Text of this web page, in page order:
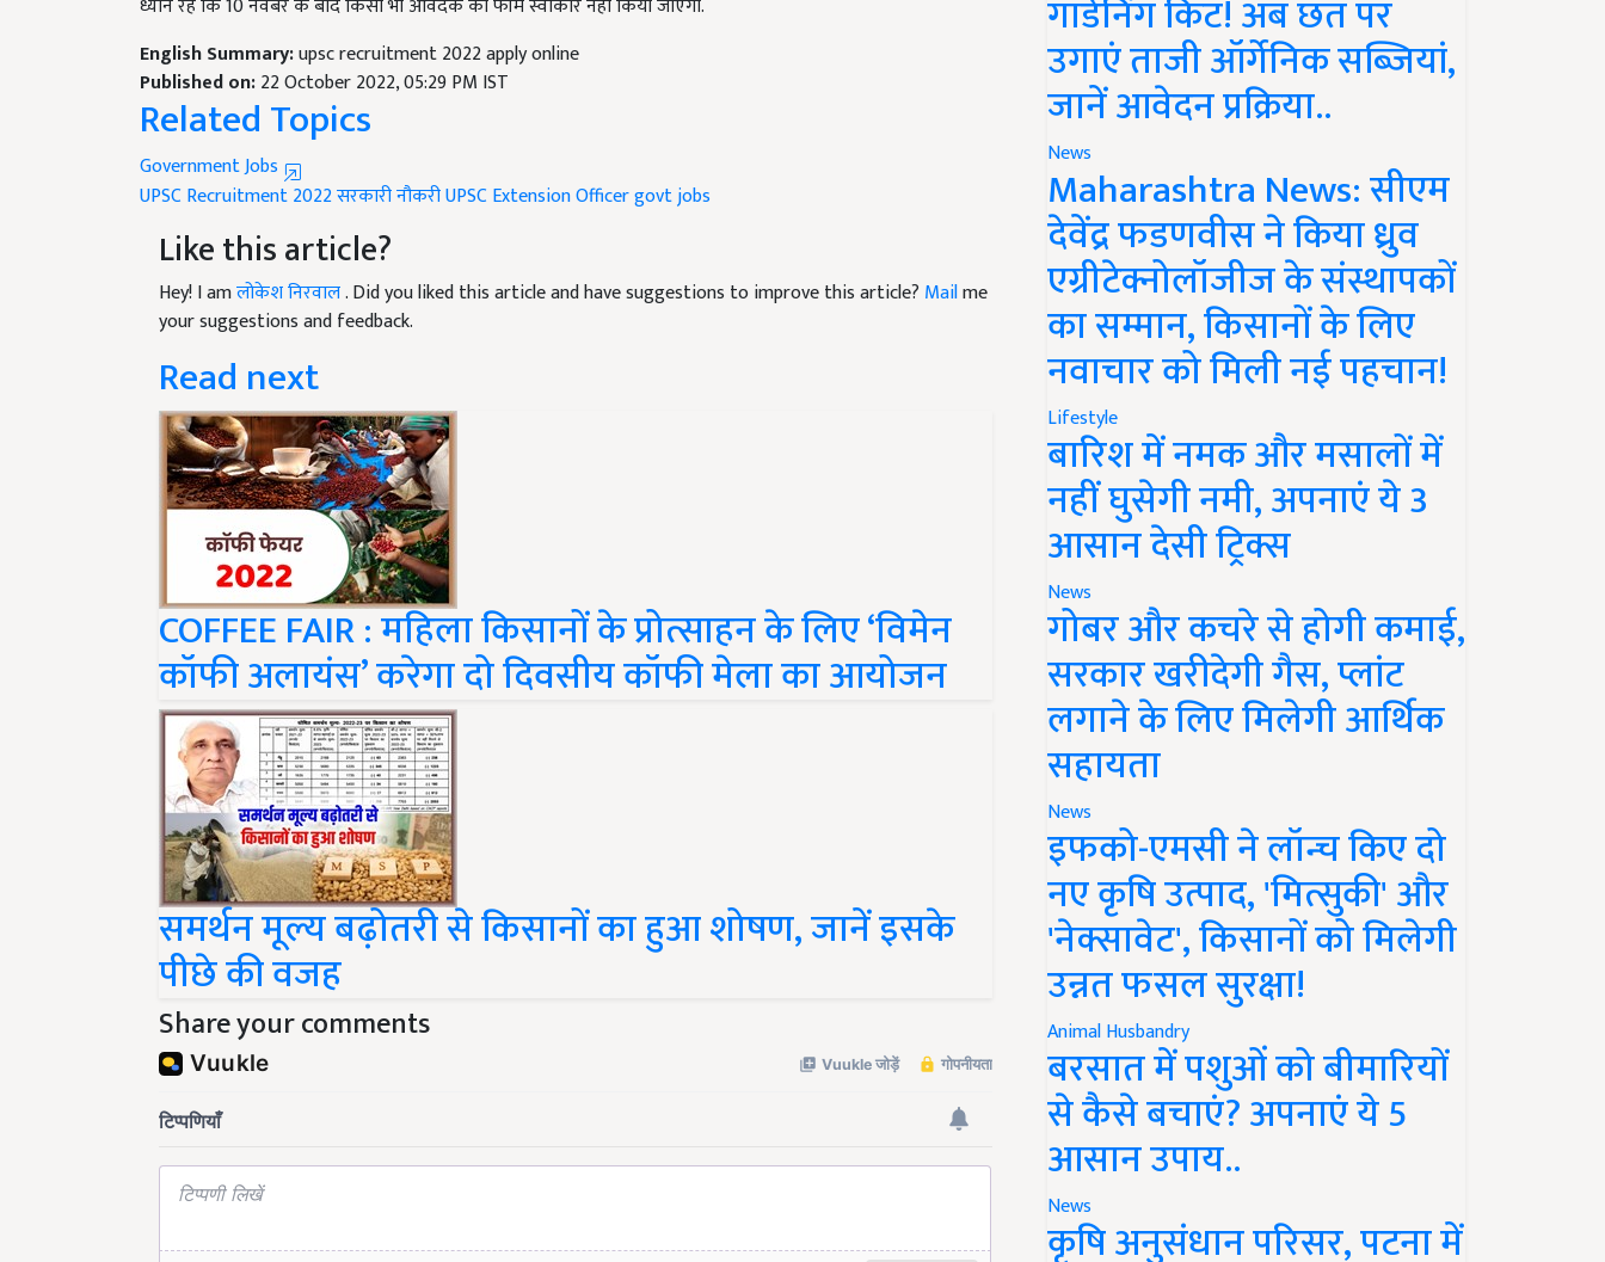
ध्यान रहे कि 10 नवंबर के बाद किसी भी आवेदक का फॉर्म स्वीकार नहीं किया जाएगा.
English Summary:upsc recruitment 2022 apply online
Published on:22 October 2022, 05:29 PM IST
Related Topics
Government Jobs
UPSC Recruitment 2022सरकारी नौकरीUPSC Extension Officergovt jobs
Like this article?
Hey! I amलोकेश निरवाल. Did you liked this article and have suggestions to improve this article? Mailme
your suggestions and feedback.
Read next
COFFEE FAIR : महिला किसानों के प्रोत्साहन के लिए ‘विमेन
कॉफी अलायंस’ करेगा दो दिवसीय कॉफी मेला का आयोजन
समर्थन मूल्य बढ़ोतरी से किसानों का हुआ शोषण, जानें इसके
पीछे की वजह
Share your comments
गार्डनिंग किट! अब छत पर
उगाएं ताजी ऑर्गेनिक सब्जियां,
जानें आवेदन प्रक्रिया..
News
Maharashtra News: सीएम
देवेंद्र फडणवीस ने किया ध्रुव
एग्रीटेक्नोलॉजीज के संस्थापकों
का सम्मान, किसानों के लिए
नवाचार को मिली नई पहचान!
Lifestyle
बारिश में नमक और मसालों में
नहीं घुसेगी नमी, अपनाएं ये 3
आसान देसी ट्रिक्स
News
गोबर और कचरे से होगी कमाई,
सरकार खरीदेगी गैस, प्लांट
लगाने के लिए मिलेगी आर्थिक
सहायता
News
इफको-एमसी ने लॉन्च किए दो
नए कृषि उत्पाद, 'मित्सुकी' और
'नेक्सावेट', किसानों को मिलेगी
उन्नत फसल सुरक्षा!
Animal Husbandry
बरसात में पशुओं को बीमारियों
से कैसे बचाएं? अपनाएं ये 5
आसान उपाय..
News
कृषि अनुसंधान परिसर, पटना में